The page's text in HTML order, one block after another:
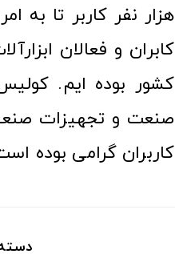
هزار نفر کاربر تا به
کابران و فعالان
کشور بوده ایم.
صنعت و تجهیزات
کاربران گرامی بوده